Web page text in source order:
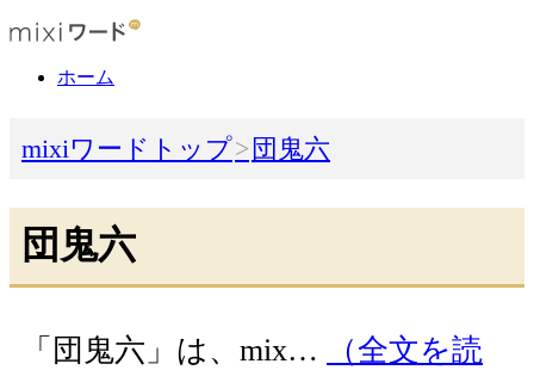
ホーム
mixiワードトップ 団鬼六
団鬼六
「団鬼六」は、mix…
（全文を読